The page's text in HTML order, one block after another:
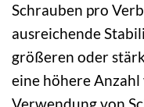
Schrauben pro
ausreichende
größeren oder
eine höhere